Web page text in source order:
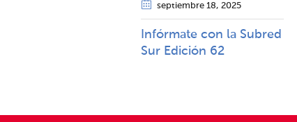
septiembre 18, 2025
Infórmate con la Subred
Sur Edición 62